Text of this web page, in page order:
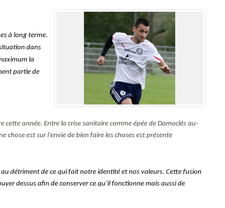
à long terme.
dans
la
partie de
année. Entre la crise sanitaire comme épée de Damoclès au-
est sur l’envie de bien faire les choses est présente
détriment de ce qui fait notre identité et nos valeurs. Cette fusion
dessus afin de conserver ce qu’il fonctionne mais aussi de